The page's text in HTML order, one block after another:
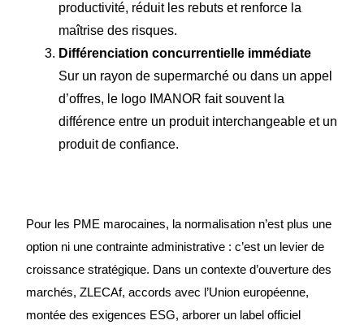
productivité, réduit les rebuts et renforce la
maîtrise des risques.
Différenciation concurrentielle immédiate
Sur un rayon de supermarché ou dans un appel
d’offres, le logo IMANOR fait souvent la
différence entre un produit interchangeable et un
produit de confiance.
Pour les PME marocaines, la normalisation n’est plus une
option ni une contrainte administrative : c’est un levier de
croissance stratégique. Dans un contexte d’ouverture des
marchés, ZLECAf, accords avec l’Union européenne,
montée des exigences ESG, arborer un label officiel